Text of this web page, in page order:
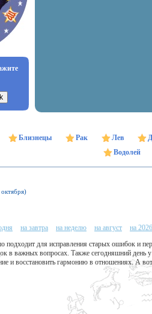
Близнецы Рак Лев
Водолей
на завтра на неделю на август на
для исправления старых ошибок и
в важных вопросах. Также сегодняшний
и восстановить гармонию в отношениях. А